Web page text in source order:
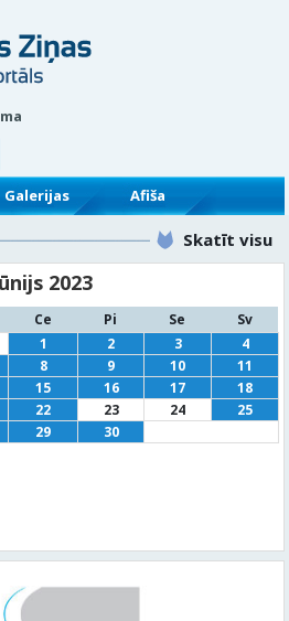
Galerijas
Afiša
Skatīt visu
2023
Ce Pi Se
Sv
1
2 3
4
8 9 10
11
15 16 17
18
22 23 24
25
29 30